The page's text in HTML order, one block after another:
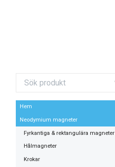
Hem
Neodymium magneter
Fyrkantiga & rektangulära magneter
Hålmagneter
Krokar